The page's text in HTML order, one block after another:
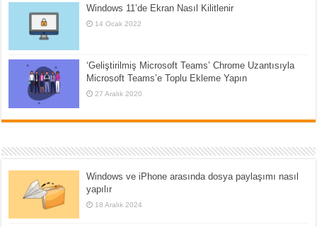
Windows 11’de Ekran Nasıl Kilitlenir
14 Ocak 2022
‘Geliştirilmiş Microsoft Teams’ Chrome Uzantısıyla
Microsoft Teams’e Toplu Ekleme Yapın
27 Aralık 2020
Windows ve iPhone arasında dosya paylaşımı nasıl
yapılır
18 Aralık 2024